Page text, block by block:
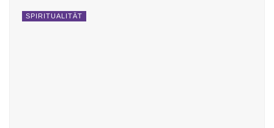
SPIRITUALITÄT